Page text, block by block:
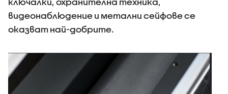
видеонаблюдение и метални сейфове се
оказват най-добрите.